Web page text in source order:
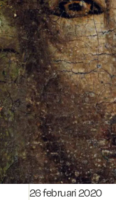
Gepubliceerd op:
26 februari 2020